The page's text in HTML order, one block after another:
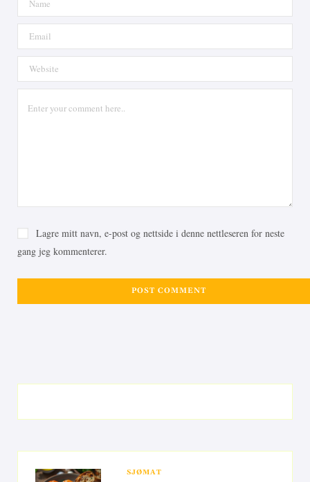
Lagre mitt navn, e-post og nettside i denne nettleseren for neste
gang jeg kommenterer.
SJØMAT